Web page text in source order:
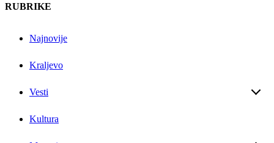
RUBRIKE
Najnovije
Kraljevo
Vesti
Kultura